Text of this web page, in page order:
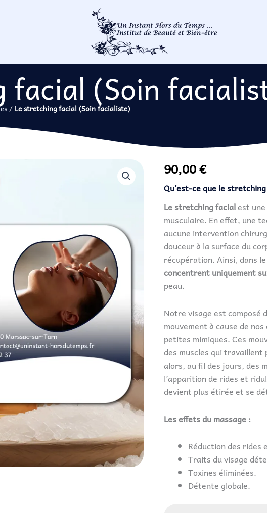
facial (Soin
/ Le stretching facial (Soin facialiste)
90,00€
Qu’est-ce que le
Le stretching facialest
musculaire. En effet, une
aucune intervention
douceur à la surface du
récupération. Ainsi, dans
concentrent uniquement
peau.
Notre visage est composé
mouvement à cause de
petites mimiques. Ces
des muscles qui
alors, au fil des jours, des
l’apparition de rides et
devient plus étirée et se
Les effets du massage :
Réduction des rides
Traits du visage
Toxines éliminées.
Détente globale.